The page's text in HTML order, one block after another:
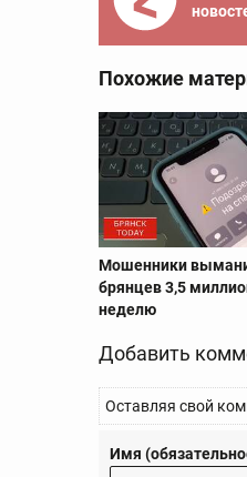
Похожие
Мошенники
брянцев 3,5
неделю
Добавить
Оставляя свой
Имя